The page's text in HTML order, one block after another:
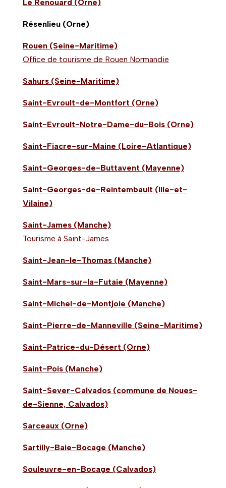
Le Renouard (Orne)
Résenlieu (Orne)
Rouen (Seine-Maritime)
Office de tourisme de Rouen Normandie
Sahurs (Seine-Maritime)
Saint-Evroult-de-Montfort (Orne)
Saint-Evroult-Notre-Dame-du-Bois (Orne)
Saint-Fiacre-sur-Maine (Loire-Atlantique)
Saint-Georges-de-Buttavent (Mayenne)
Saint-Georges-de-Reintembault (Ille-et-
Vilaine)
Saint-James (Manche)
Tourisme à Saint-James
Saint-Jean-le-Thomas (Manche)
Saint-Mars-sur-la-Futaie (Mayenne)
Saint-Michel-de-Montjoie (Manche)
Saint-Pierre-de-Manneville (Seine-Maritime)
Saint-Patrice-du-Désert (Orne)
Saint-Pois (Manche)
Saint-Sever-Calvados (commune de Noues-
de-Sienne, Calvados)
Sarceaux (Orne)
Sartilly-Baie-Bocage (Manche)
Souleuvre-en-Bocage (Calvados)